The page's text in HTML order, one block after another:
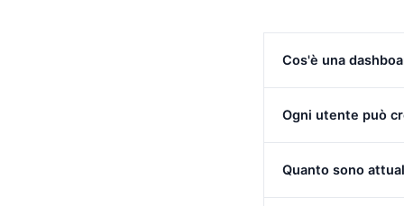
Cos'è una
posto. In LiteLog si
Ogni utente può
per il proprio ruolo.
Quanto sono